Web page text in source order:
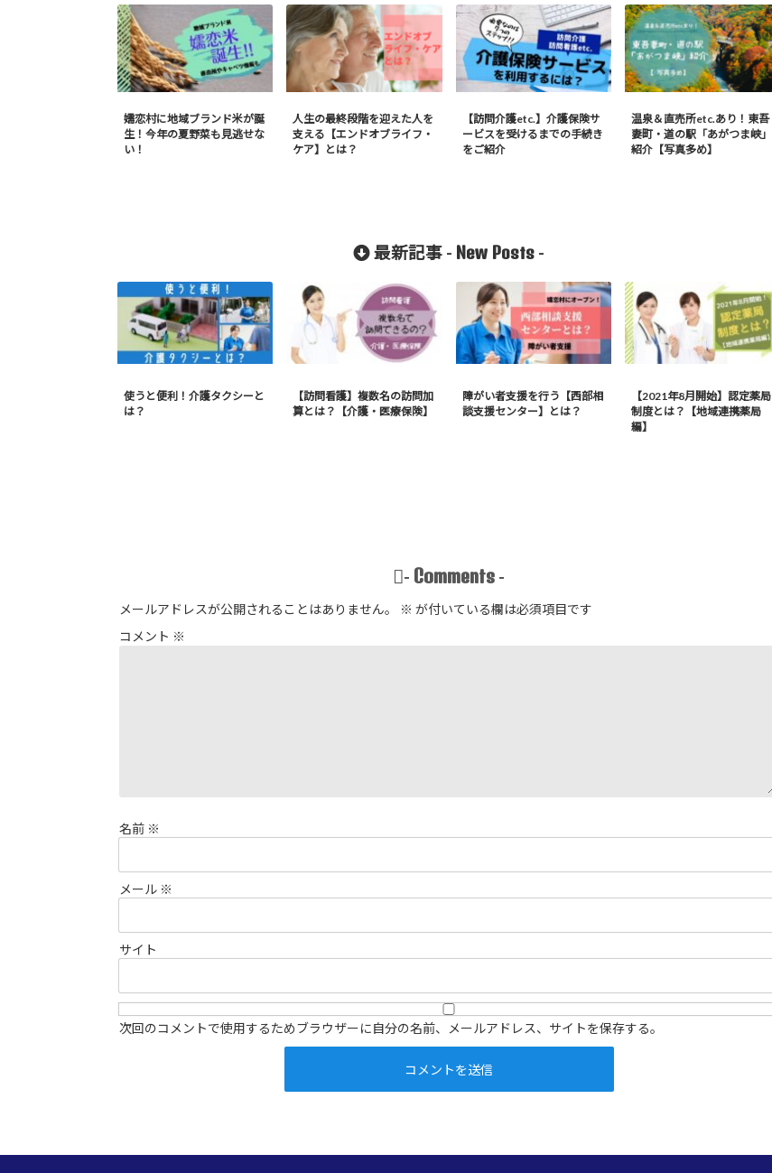
嬬恋村に地域ブランド米が誕
生！今年の夏野菜も見逃せな
い！
人生の最終段階を迎えた人を
支える【エンドオブライフ・
ケア】とは？
【訪問介護etc.】介護保険サ
ービスを受けるまでの手続き
をご紹介
温泉＆直売所etc.あり！東吾
妻町・道の駅「あがつま峡」
紹介【写真多め】
最新記事 - New Posts -
使うと便利！介護タクシーと
は？
【訪問看護】複数名の訪問加
算とは？【介護・医療保険】
障がい者支援を行う【西部相
談支援センター】とは？
【2021年8月開始】認定薬局
制度とは？【地域連携薬局
編】
- Comments -
メールアドレスが公開されることはありません。 ※ が付いている欄は必須項目です
コメント ※
名前 ※
メール ※
サイト
次回のコメントで使用するためブラウザーに自分の名前、メールアドレス、サイトを保存する。